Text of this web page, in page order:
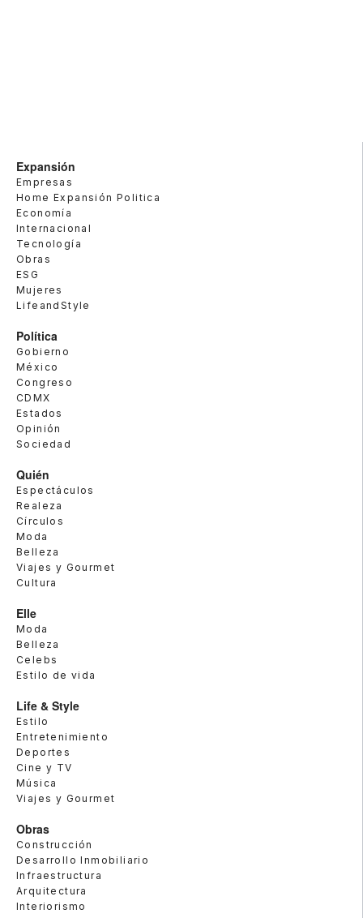
Expansión
Empresas
Home Expansión Politica
Economía
Internacional
Tecnología
Obras
ESG
Mujeres
LifeandStyle
Política
Gobierno
México
Congreso
CDMX
Estados
Opinión
Sociedad
Quién
Espectáculos
Realeza
Círculos
Moda
Belleza
Viajes y Gourmet
Cultura
Elle
Moda
Belleza
Celebs
Estilo de vida
Life & Style
Estilo
Entretenimiento
Deportes
Cine y TV
Música
Viajes y Gourmet
Obras
Construcción
Desarrollo Inmobiliario
Infraestructura
Arquitectura
Interiorismo